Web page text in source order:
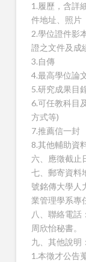
1.履歷，含詳
件地址、照片
2.學位證件影
證之文件及成
3.自傳
4.最高學位論
5.研究成果目
6.可任教科目
方式等)
7.推薦信一封
8.其他輔助資
六、應徵截止
七、郵寄資料
號銘傳大學人
業管理學系專
八、聯絡電話
周欣怡秘書。
九、其他說明：
1.本徵才公告